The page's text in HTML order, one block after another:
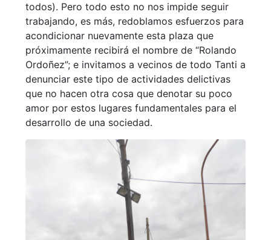
todos). Pero todo esto no nos impide seguir
trabajando, es más, redoblamos esfuerzos para
acondicionar nuevamente esta plaza que
próximamente recibirá el nombre de “Rolando
Ordoñez”; e invitamos a vecinos de todo Tanti a
denunciar este tipo de actividades delictivas
que no hacen otra cosa que denotar su poco
amor por estos lugares fundamentales para el
desarrollo de una sociedad.